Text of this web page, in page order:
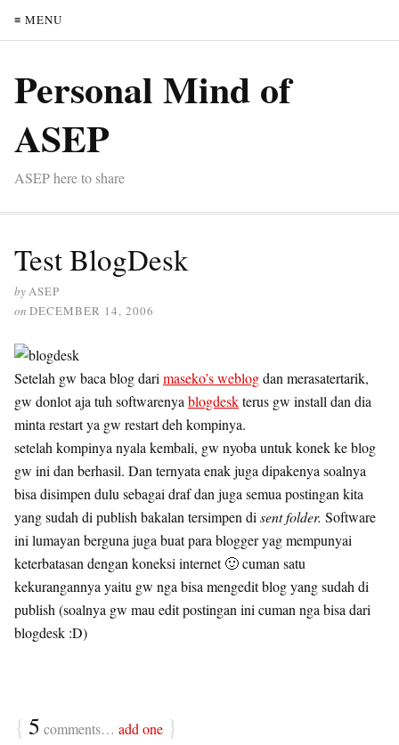
≡ MENU
Personal Mind of
ASEP
ASEP here to share
Test BlogDesk
byASEP
on DECEMBER 14, 2006
Setelah gw baca blog dari maseko’s weblogdan merasatertarik,
gw donlot aja tuh softwarenya blogdeskterus gw install dan dia
minta restart ya gw restart deh kompinya.
setelah kompinya nyala kembali, gw nyoba untuk konek ke blog
gw ini dan berhasil. Dan ternyata enak juga dipakenya soalnya
bisa disimpen dulu sebagai draf dan juga semua postingan kita
yang sudah di publish bakalan tersimpen di sent folder. Software
ini lumayan berguna juga buat para blogger yag mempunyai
keterbatasan dengan koneksi internet 🙂 cuman satu
kekurangannya yaitu gw nga bisa mengedit blog yang sudah di
publish (soalnya gw mau edit postingan ini cuman nga bisa dari
blogdesk :D)
{ 5 comments… add one }